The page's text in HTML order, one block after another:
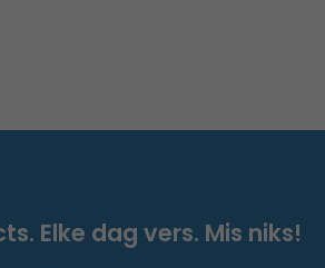
Elke dag vers. Mis niks!